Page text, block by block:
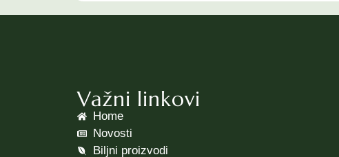
Važni linkovi
Home
Novosti
Biljni proizvodi